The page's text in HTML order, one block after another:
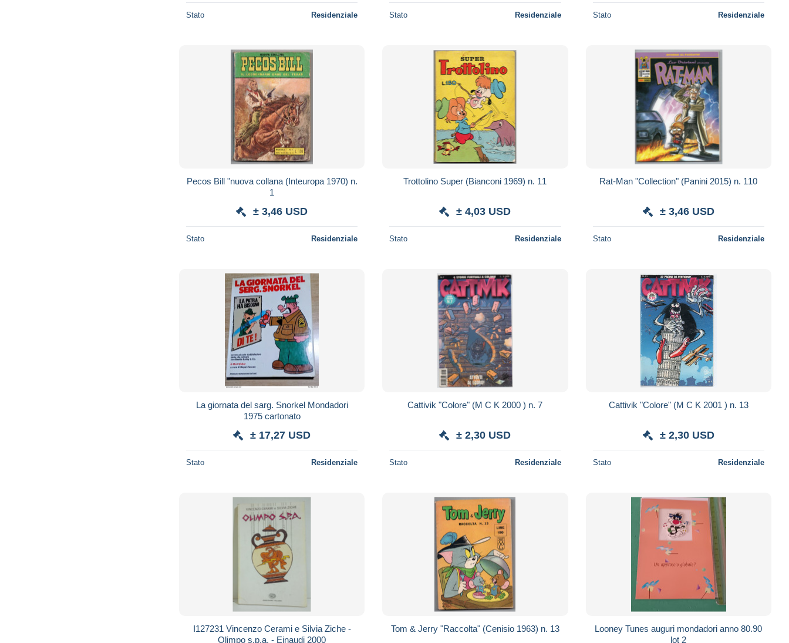
Stato Residenziale Stato Residenziale Stato Residenziale
Pecos Bill "nuova collana (Inteuropa 1970) n.
1
± 3,46 USD
Stato Residenziale
Trottolino Super (Bianconi 1969) n. 11
± 4,03 USD
Stato Residenziale
Rat-Man "Collection" (Panini 2015) n. 110
± 3,46 USD
Stato Residenziale
La giornata del sarg. Snorkel Mondadori
1975 cartonato
± 17,27 USD
Stato Residenziale
Cattivik "Colore" (M C K 2000 ) n. 7
± 2,30 USD
Stato Residenziale
Cattivik "Colore" (M C K 2001 ) n. 13
± 2,30 USD
Stato Residenziale
I127231 Vincenzo Cerami e Silvia Ziche -
Olimpo s.p.a. - Einaudi 2000
Tom & Jerry "Raccolta" (Cenisio 1963) n. 13
Looney Tunes auguri mondadori anno 80.90
lot 2